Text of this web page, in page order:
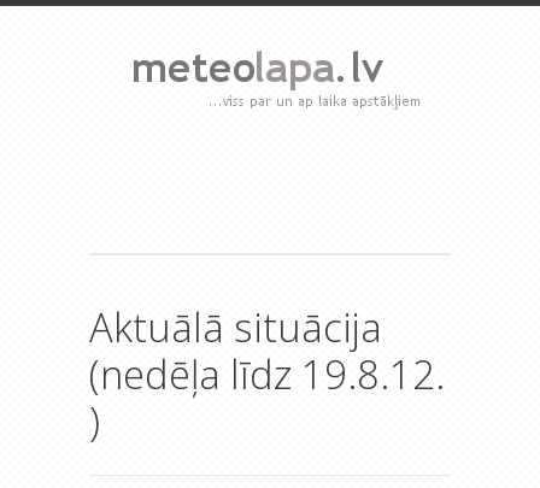
Aktuālā situācija
(nedēļa līdz 19.8.12.
)